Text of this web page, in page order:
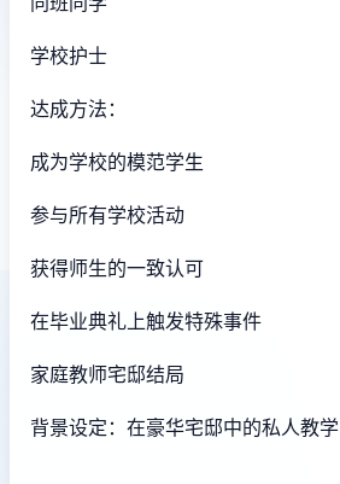
学校护士
达成方法：
成为学校的模范学生
参与所有学校活动
获得师生的一致认可
在毕业典礼上触发特殊事件
家庭教师宅邸结局
背景设定：在豪华宅邸中的私人教学